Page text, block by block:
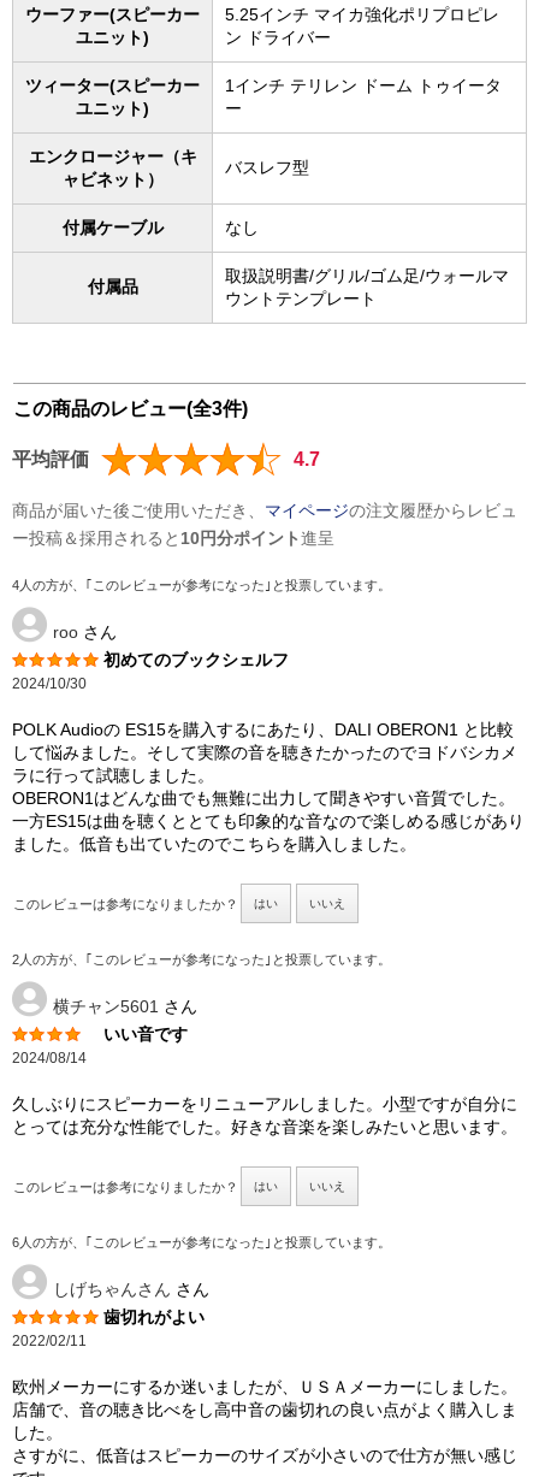
ウーファー(スピーカー
ユニット)
5.25インチ マイカ強化ポリプロピレ
ン ドライバー
ツィーター(スピーカー
ユニット)
1インチ テリレン ドーム トゥイータ
ー
エンクロージャー（キ
ャビネット）
バスレフ型
付属ケーブル なし
付属品
取扱説明書/グリル/ゴム足/ウォールマ
ウントテンプレート
この商品のレビュー(全3件)
平均評価 4.7
商品が届いた後ご使用いただき、 マイページの注文履歴からレビュ
ー投稿＆採用されると 10円分ポイント進呈
4人の方が、｢このレビューが参考になった｣と投票しています。
roo さん
初めてのブックシェルフ
2024/10/30
POLK Audioの ES15を購入するにあたり、DALI OBERON1 と比較
して悩みました。そして実際の音を聴きたかったのでヨドバシカメ
ラに行って試聴しました。
OBERON1はどんな曲でも無難に出力して聞きやすい音質でした。
一方ES15は曲を聴くととても印象的な音なので楽しめる感じがあり
ました。低音も出ていたのでこちらを購入しました。
このレビューは参考になりましたか？ はい いいえ
2人の方が、｢このレビューが参考になった｣と投票しています。
横チャン5601 さん
いい音です
2024/08/14
久しぶりにスピーカーをリニューアルしました。小型ですが自分に
とっては充分な性能でした。好きな音楽を楽しみたいと思います。
このレビューは参考になりましたか？ はい いいえ
6人の方が、｢このレビューが参考になった｣と投票しています。
しげちゃんさん さん
歯切れがよい
2022/02/11
欧州メーカーにするか迷いましたが、ＵＳＡメーカーにしました。
店舗で、音の聴き比べをし高中音の歯切れの良い点がよく購入しま
した。
さすがに、低音はスピーカーのサイズが小さいので仕方が無い感じ